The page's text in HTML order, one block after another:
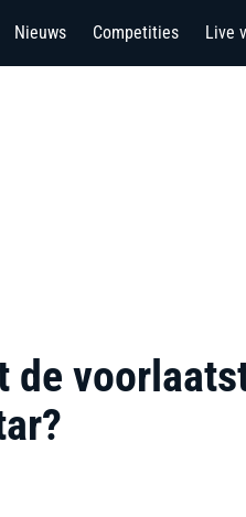
Nieuws Competities Live
de